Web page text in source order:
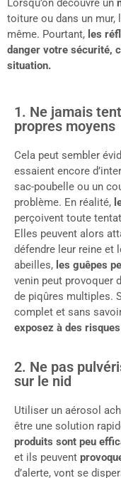
Lorsqu’on découvre un
toiture ou dans un mur,
même. Pourtant, les
danger votre sécurité,
situation.
1. Ne jamais
propres moyens
Cela peut sembler
essaient encore
sac-poubelle ou un
problème. En réalité,
perçoivent toute
Elles peuvent alors
défendre leur reine et
abeilles, les guêpes
venin peut provoquer
de piqûres multiples.
complet et sans
exposez à des
2. Ne pas
sur le nid
Utiliser un aérosol
être une solution
produits sont peu
et ils peuvent
d’alerte, vont se